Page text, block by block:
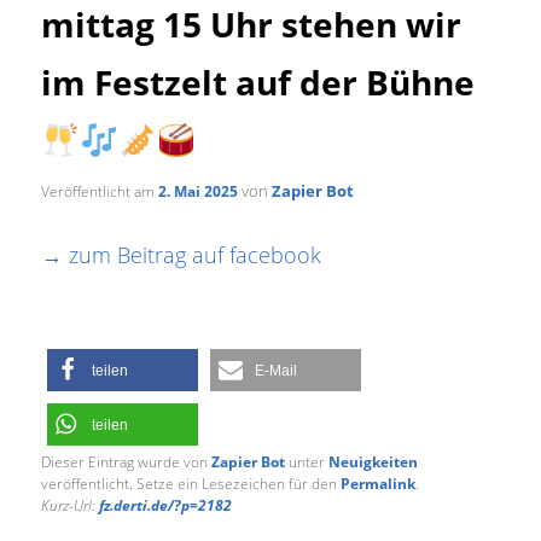
mittag 15 Uhr stehen wir
im Festzelt auf der Bühne
Veröffentlicht am2. Mai 2025vonZapier Bot
→ zum Beitrag auf facebook
teilen E-Mail
teilen
Dieser Eintrag wurde vonZapier Bot unter Neuigkeiten
veröffentlicht. Setze ein Lesezeichen für den Permalink.
Kurz-Url:fz.derti.de/?p=2182